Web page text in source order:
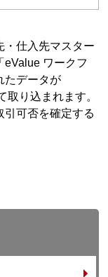
・仕入先マスター
eValue ワークフ
たデータが
取り込まれます。
引可否を確定する